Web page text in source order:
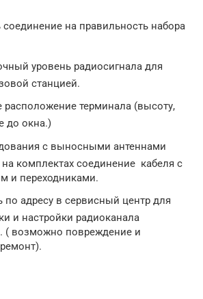
соединение на правильность набора
уровень радиосигнала для
станцией.
расположение терминала (высоту,
до окна.)
с выносными антеннами
на комплектах соединение кабеля с
и переходниками.
по адресу в сервисный центр для
и настройки радиоканала
( возможно повреждение и